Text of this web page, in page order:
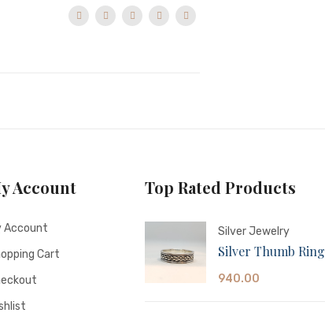
Account
Account
Cart
Top Rated Products
Silver Jewelry
Silver Thumb Ring
940.00